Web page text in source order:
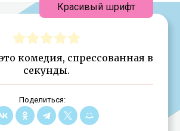
комедия, спрессованная в
секунды.
Поделиться:
Красивый шрифт